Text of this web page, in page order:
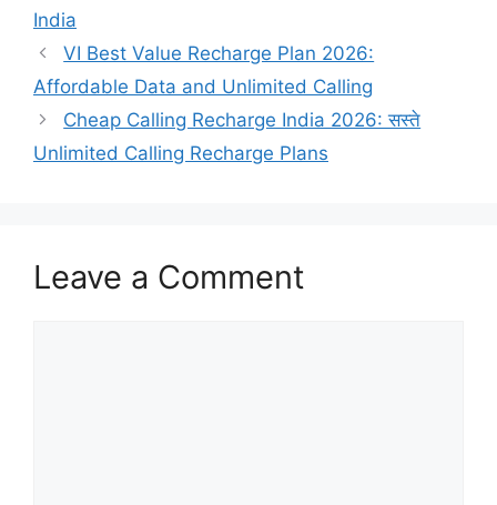
India
VI Best Value Recharge Plan 2026:
Affordable Data and Unlimited Calling
Cheap Calling Recharge India 2026: सस्ते
Unlimited Calling Recharge Plans
Leave a Comment